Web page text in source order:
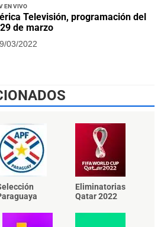
VIVO
Televisión, programación del
de marzo
03/2022
Eliminatorias
Qatar 2022